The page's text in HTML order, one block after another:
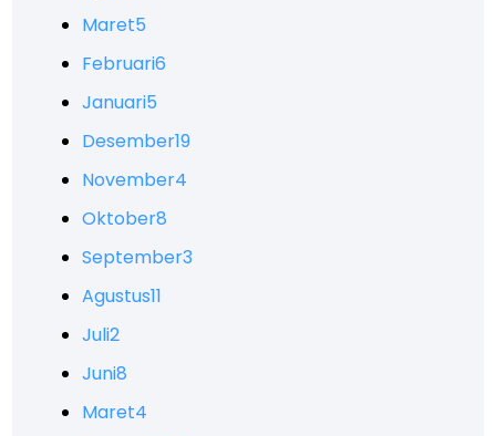
Maret5
Februari6
Januari5
Desember19
November4
Oktober8
September3
Agustus11
Juli2
Juni8
Maret4